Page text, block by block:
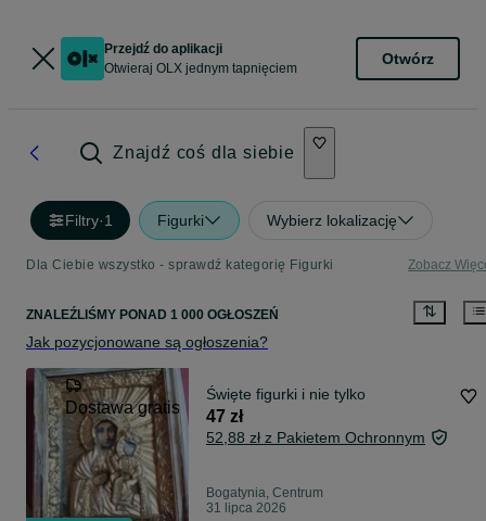
Przejdź do aplikacji
Otwieraj OLX jednym tapnięciem
Otwórz
Znajdź coś dla siebie
Filtry·1 Figurki Wybierz lokalizację
Dla Ciebie wszystko - sprawdź kategorię Figurki Zobacz
ZNALEŹLIŚMY PONAD 1 000 OGŁOSZEŃ
Jak pozycjonowane są ogłoszenia?
Dostawa gratis
Święte figurki i nie tylko
47 zł
52,88 zł z Pakietem Ochronnym
Bogatynia, Centrum
31 lipca 2026